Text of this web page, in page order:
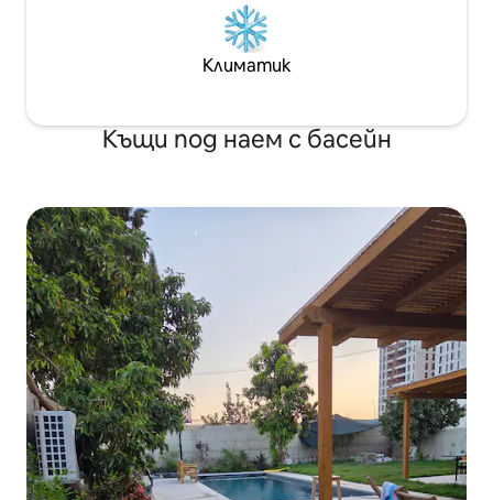
Климатик
Къщи под наем с басейн